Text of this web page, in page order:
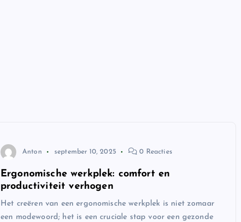
Anton september 10, 2025 0 Reacties
Ergonomische werkplek: comfort en
productiviteit verhogen
Het creëren van een ergonomische werkplek is niet zomaar
een modewoord; het is een cruciale stap voor een gezonde